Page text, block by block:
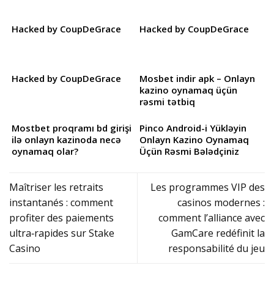
Hacked by CoupDeGrace Hacked by CoupDeGrace
Hacked by CoupDeGrace
Mosbet indir apk – Onlayn
kazino oynamaq üçün
rəsmi tətbiq
Mostbet proqramı bd girişi
ilə onlayn kazinoda necə
oynamaq olar?
Pinco Android-i Yükləyin
Onlayn Kazino Oynamaq
Üçün Rəsmi Bələdçiniz
Maîtriser les retraits
instantanés : comment
profiter des paiements
ultra‑rapides sur Stake
Casino
Les programmes VIP des
casinos modernes :
comment l’alliance avec
GamCare redéfinit la
responsabilité du jeu